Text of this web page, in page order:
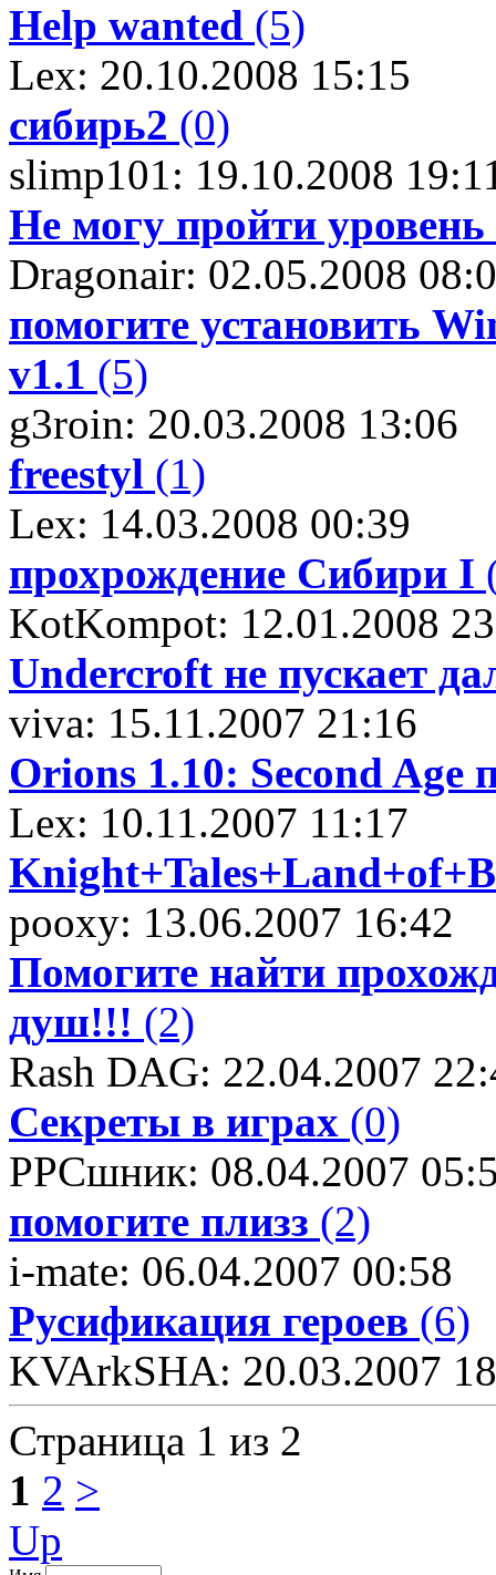
Help wanted (5)
Lex: 20.10.2008 15:15
сибирь2 (0)
slimp101: 19.10.2008
Не могу пройти
Dragonair: 02.05.2008
помогите установить
v1.1 (5)
g3roin: 20.03.2008 13:06
freestyl (1)
Lex: 14.03.2008 00:39
прохрождение Сибири I
KotKompot: 12.01.2008
Undercroft не пускает
viva: 15.11.2007 21:16
Orions 1.10: Second Age
Lex: 10.11.2007 11:17
pooxy: 13.06.2007 16:42
Помогите найти
душ!!! (2)
Rash DAG: 22.04.2007
Секреты в играх (0)
PPCшник: 08.04.2007
помогите плизз (2)
i-mate: 06.04.2007 00:58
Русификация героев (6)
KVArkSHA: 20.03.2007
Страница 1 из 2
1 2 >
Up